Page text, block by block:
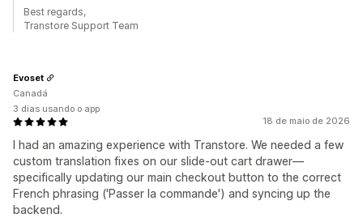
Best regards,
Transtore Support Team
18 de maio de 2026
I had an amazing experience with Transtore. We needed a few
custom translation fixes on our slide-out cart drawer—
specifically updating our main checkout button to the correct
French phrasing ('Passer la commande') and syncing up the
backend.
Evoset
Canadá
3 dias usando o app